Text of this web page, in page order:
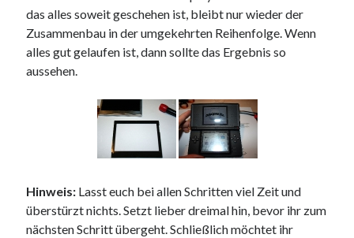
das alles soweit geschehen ist, bleibt nur wieder der
Zusammenbau in der umgekehrten Reihenfolge. Wenn
alles gut gelaufen ist, dann sollte das Ergebnis so
aussehen.
Hinweis: Lasst euch bei allen Schritten viel Zeit und
überstürzt nichts. Setzt lieber dreimal hin, bevor ihr zum
nächsten Schritt übergeht. Schließlich möchtet ihr